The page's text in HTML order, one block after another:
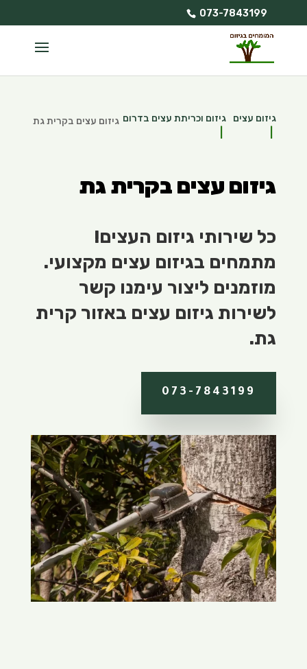
073-7843199
גיזום עצים גיזום וכריתת עצים בדרום גיזום עצים בקרית גת
גיזום עצים בקרית גת
כל שירותי גיזום העצים!
מתמחים בגיזום עצים מקצועי.
מוזמנים ליצור עימנו קשר
לשירות גיזום עצים באזור קרית
גת.
073-7843199